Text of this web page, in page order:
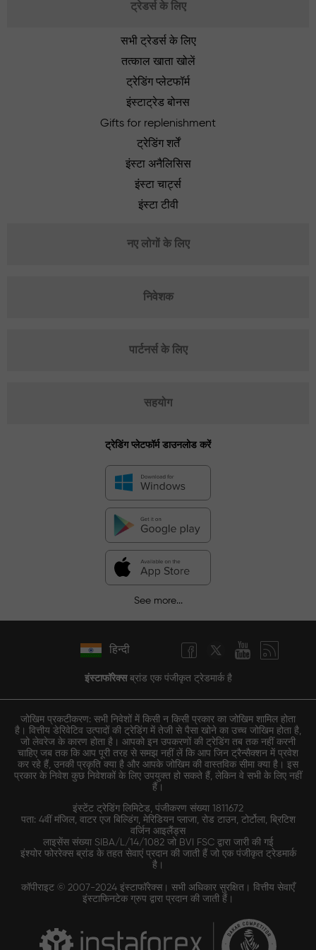
ट्रेडर्स के लिए
सभी ट्रेडर्स के लिए
तत्काल खाता खोलें
ट्रेडिंग प्लेटफॉर्म
इंस्टाट्रेड बोनस
Gifts for replenishment
ट्रेडिंग शर्तें
इंस्टा अनैलिसिस
इंस्टा चार्ट्स
इंस्टा टीवी
नए लोगों के लिए
निवेशक
पार्टनर्स के लिए
सहयोग
ट्रेडिंग प्लेटफॉर्म डाउनलोड करें
See more...
हिन्दी
इंस्टाफॉरेक्सब्रांड एक पंजीकृत ट्रेडमार्क है
जोखिम प्रकटीकरण: सभी निवेशों में किसी न किसी प्रकार का जोखिम शामिल होता
है। वित्तीय डेरिवेटिव उत्पादों की ट्रेडिंग में तेजी से पैसा खोने का उच्च जोखिम होता है,
जो लेवरेज के कारण होता है। आपको इन उपकरणों की ट्रेडिंग तब तक नहीं करनी
चाहिए जब तक कि आप पूरी तरह से समझ नहीं लें कि आप जिन ट्रैन्सैक्शन में प्रवेश
कर रहे हैं, उनकी प्रकृति क्या है और आपके जोखिम की वास्तविक सीमा क्या है। इस
प्रकार के निवेश कुछ निवेशकों के लिए उपयुक्त हो सकते हैं, लेकिन वे सभी के लिए नहीं
हैं।
इंस्टेंट ट्रेडिंग लिमिटेड, पंजीकरण संख्या 1811672
पता: 4वीं मंजिल, वाटर एज बिल्डिंग, मेरिडियन प्लाजा, रोड टाउन, टोर्टोला, ब्रिटिश
वर्जिन आइलैंड्स
लाइसेंस संख्या SIBA/L/14/1082 जो BVI FSC द्वारा जारी की गई
इंश्योर फोररेक्स ब्रांड के तहत सेवाएं प्रदान की जाती हैं जो एक पंजीकृत ट्रेडमार्क
है।
कॉपीराइट © 2007-2024 इंस्टाफॉरेक्स। सभी अधिकार सुरक्षित। वित्तीय सेवाएँ
इंस्टाफिनटेक ग्रुप द्वारा प्रदान की जाती हैं।